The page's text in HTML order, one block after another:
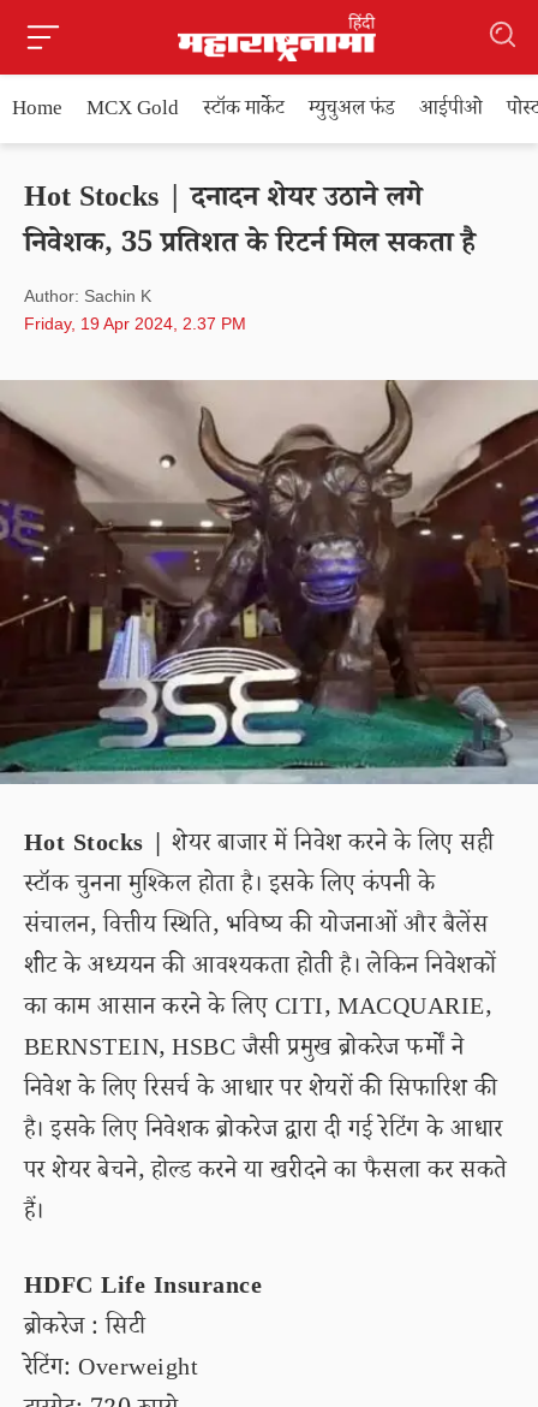
Home MCX Gold स्टॉक मार्केट म्युचुअल फंड आईपीओ
Hot Stocks | दनादन शेयर उठाने लगे
निवेशक, 35 प्रतिशत के रिटर्न मिल सकता है
Author: Sachin K
Friday, 19 Apr 2024, 2.37 PM
Hot Stocks | शेयर बाजार में निवेश करने के लिए सही
स्टॉक चुनना मुश्किल होता है। इसके लिए कंपनी के
संचालन, वित्तीय स्थिति, भविष्य की योजनाओं और बैलेंस
शीट के अध्ययन की आवश्यकता होती है। लेकिन निवेशकों
का काम आसान करने के लिए CITI, MACQUARIE,
BERNSTEIN, HSBC जैसी प्रमुख ब्रोकरेज फर्मों ने
निवेश के लिए रिसर्च के आधार पर शेयरों की सिफारिश की
है। इसके लिए निवेशक ब्रोकरेज द्वारा दी गई रेटिंग के आधार
पर शेयर बेचने, होल्ड करने या खरीदने का फैसला कर सकते
हैं।
HDFC Life Insurance
ब्रोकरेज : सिटी
रेटिंग: Overweight